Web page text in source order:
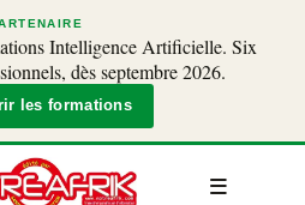
Intelligence Artificielle. Six
dès septembre 2026.
les formations